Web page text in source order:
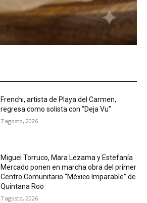
Frenchi, artista de Playa del Carmen,
regresa como solista con “Deja Vu”
7 agosto, 2026
Miguel Torruco, Mara Lezama y Estefanía
Mercado ponen en marcha obra del primer
Centro Comunitario “México Imparable” de
Quintana Roo
7 agosto, 2026